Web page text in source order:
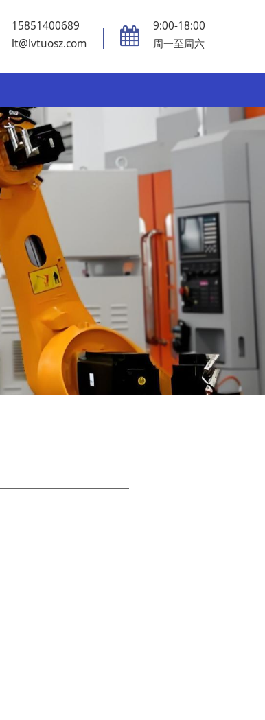
15851400689
lt@lvtuosz.com
9:00-18:00
周一至周六